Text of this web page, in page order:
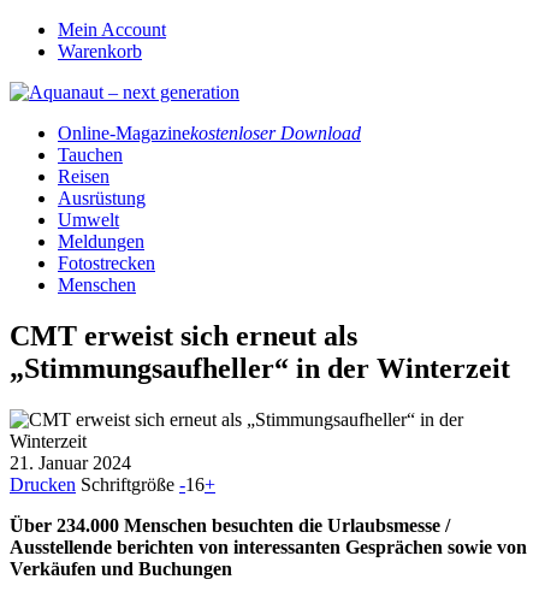
Mein Account
Warenkorb
Online-Magazinekostenloser Download
Tauchen
Reisen
Ausrüstung
Umwelt
Meldungen
Fotostrecken
Menschen
CMT erweist sich erneut als
„Stimmungsaufheller“ in der Winterzeit
21. Januar 2024
Drucken Schriftgröße -16+
Über 234.000 Menschen besuchten die Urlaubsmesse /
Ausstellende berichten von interessanten Gesprächen sowie von
Verkäufen und Buchungen